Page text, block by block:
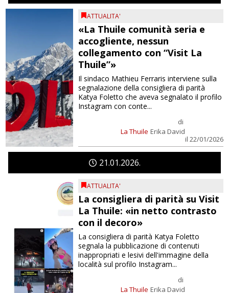
ATTUALITA'
«La Thuile comunità seria e
accogliente, nessun
collegamento con “Visit La
Thuile”»
La Thuile
di
Erika David
il 22/01/2026
Il sindaco Mathieu Ferraris interviene sulla
segnalazione della consigliera di parità
Katya Foletto che aveva segnalato il profilo
Instagram con conte...
21 01 2026
ATTUALITA'
La consigliera di parità su Visit
La Thuile: «in netto contrasto
con il decoro»
La Thuile
di
Erika David
La consigliera di parità Katya Foletto
segnala la pubblicazione di contenuti
inappropriati e lesivi dell'immagine della
località sul profilo Instagram...